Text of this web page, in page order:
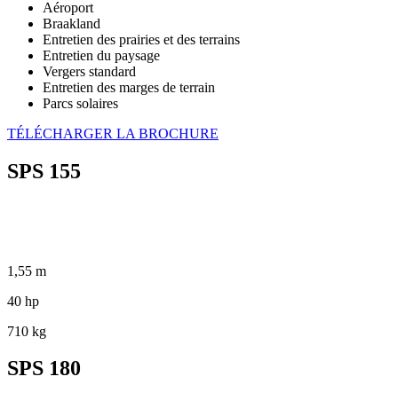
Aéroport
Braakland
Entretien des prairies et des terrains
Entretien du paysage
Vergers standard
Entretien des marges de terrain
Parcs solaires
TÉLÉCHARGER LA BROCHURE
SPS 155
1,55 m
40 hp
710 kg
SPS 180